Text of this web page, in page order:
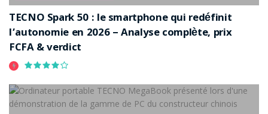
TECNO Spark 50 : le smartphone qui redéfinit
l’autonomie en 2026 – Analyse complète, prix
FCFA & verdict